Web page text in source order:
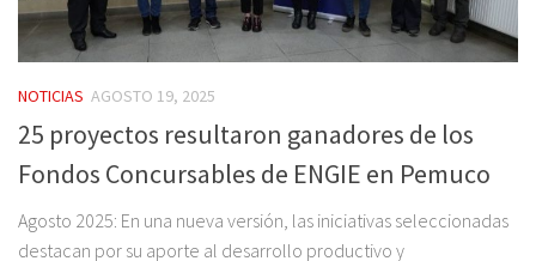
NOTICIAS AGOSTO 19, 2025
25 proyectos resultaron ganadores de los
Fondos Concursables de ENGIE en Pemuco
Agosto 2025: En una nueva versión, las iniciativas seleccionadas
destacan por su aporte al desarrollo productivo y